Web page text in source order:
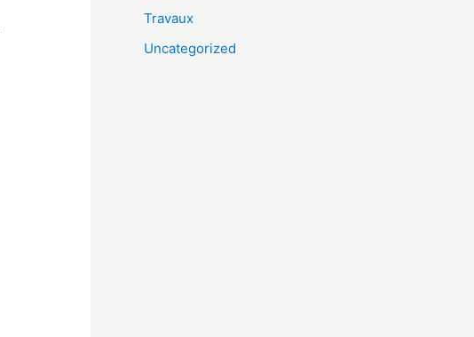
Travaux
Uncategorized